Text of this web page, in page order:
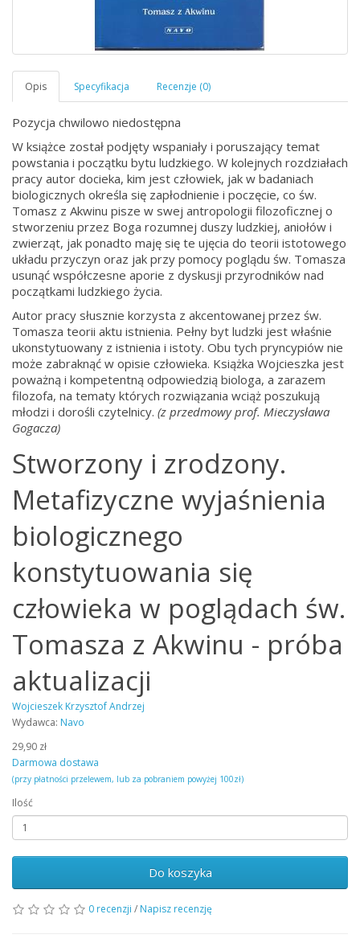
Pozycja chwilowo niedostępna
W książce został podjęty wspaniały i poruszający temat
powstania i początku bytu ludzkiego. W kolejnych rozdziałach
pracy autor docieka, kim jest człowiek, jak w badaniach
biologicznych określa się zapłodnienie i poczęcie, co św.
Tomasz z Akwinu pisze w swej antropologii filozoficznej o
stworzeniu przez Boga rozumnej duszy ludzkiej, aniołów i
zwierząt, jak ponadto maję się te ujęcia do teorii istotowego
układu przyczyn oraz jak przy pomocy poglądu św. Tomasza
usunąć współczesne aporie z dyskusji przyrodników nad
początkami ludzkiego życia.
Autor pracy słusznie korzysta z akcentowanej przez św.
Tomasza teorii aktu istnienia. Pełny byt ludzki jest właśnie
ukonstytuowany z istnienia i istoty. Obu tych pryncypiów nie
może zabraknąć w opisie człowieka. Książka Wojcieszka jest
poważną i kompetentną odpowiedzią biologa, a zarazem
filozofa, na tematy których rozwiązania wciąż poszukują
młodzi i dorośli czytelnicy. (z przedmowy prof. Mieczysława
Gogacza)
Stworzony i zrodzony.
Metafizyczne wyjaśnienia
biologicznego
konstytuowania się
człowieka w poglądach św.
Tomasza z Akwinu - próba
aktualizacji
Wojcieszek Krzysztof Andrzej
Wydawca: Navo
29,90 zł
Darmowa dostawa
(przy płatności przelewem, lub za pobraniem powyżej 100zł)
Ilość
Do koszyka
0 recenzji / Napisz recenzję